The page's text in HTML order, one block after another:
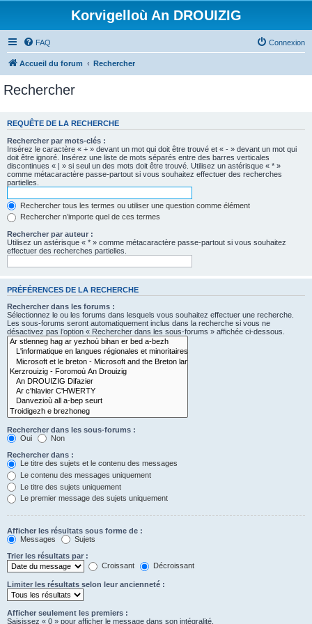
Korvigelloù An DROUIZIG
FAQ Connexion
Accueil du forum Rechercher
Rechercher
REQUÊTE DE LA RECHERCHE
Rechercher par mots-clés :
Insérez le caractère « + » devant un mot qui doit être trouvé et « - » devant un mot qui
doit être ignoré. Insérez une liste de mots séparés entre des barres verticales
discontinues « | » si seul un des mots doit être trouvé. Utilisez un astérisque « * »
comme métacaractère passe-partout si vous souhaitez effectuer des recherches
partielles.
Rechercher tous les termes ou utiliser une question comme élément
Rechercher n’importe quel de ces termes
Rechercher par auteur :
Utilisez un astérisque « * » comme métacaractère passe-partout si vous souhaitez
effectuer des recherches partielles.
PRÉFÉRENCES DE LA RECHERCHE
Rechercher dans les forums :
Sélectionnez le ou les forums dans lesquels vous souhaitez effectuer une recherche.
Les sous-forums seront automatiquement inclus dans la recherche si vous ne
désactivez pas l’option « Rechercher dans les sous-forums » affichée ci-dessous.
Rechercher dans les sous-forums :
Oui
Non
Rechercher dans :
Le titre des sujets et le contenu des messages
Le contenu des messages uniquement
Le titre des sujets uniquement
Le premier message des sujets uniquement
Afficher les résultats sous forme de :
Messages
Sujets
Trier les résultats par :
Croissant
Décroissant
Limiter les résultats selon leur ancienneté :
Afficher seulement les premiers :
Saisissez « 0 » pour afficher le message dans son intégralité.